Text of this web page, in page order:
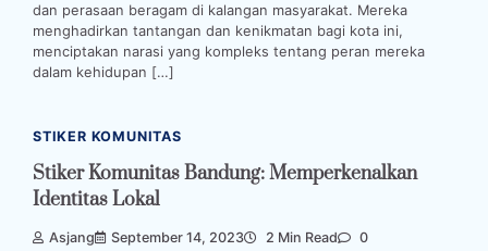
dan perasaan beragam di kalangan masyarakat. Mereka
menghadirkan tantangan dan kenikmatan bagi kota ini,
menciptakan narasi yang kompleks tentang peran mereka
dalam kehidupan […]
STIKER KOMUNITAS
Stiker Komunitas Bandung: Memperkenalkan
Identitas Lokal
Asjang September 14, 2023 2 Min Read 0